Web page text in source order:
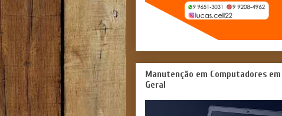
Manutenção em Computadores em
Geral